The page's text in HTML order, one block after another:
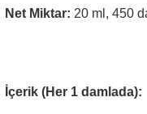
Net Miktar: 20 ml, 450
İçerik (Her 1 damlada):